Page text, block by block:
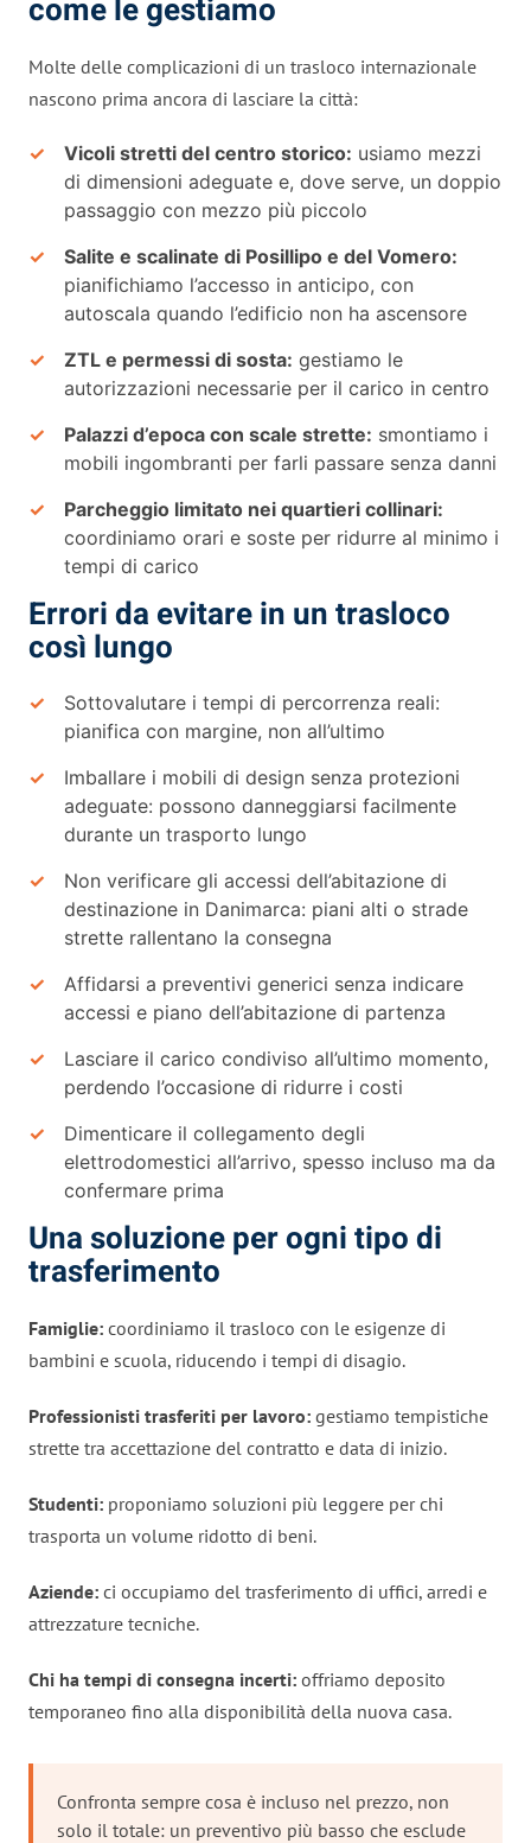
come le gestiamo
Molte delle complicazioni di un trasloco internazionale
nascono prima ancora di lasciare la città:
Vicoli stretti del centro storico: usiamo mezzi
di dimensioni adeguate e, dove serve, un doppio
passaggio con mezzo più piccolo
Salite e scalinate di Posillipo e del Vomero:
pianifichiamo l’accesso in anticipo, con
autoscala quando l’edificio non ha ascensore
ZTL e permessi di sosta: gestiamo le
autorizzazioni necessarie per il carico in centro
Palazzi d’epoca con scale strette: smontiamo i
mobili ingombranti per farli passare senza danni
Parcheggio limitato nei quartieri collinari:
coordiniamo orari e soste per ridurre al minimo i
tempi di carico
Errori da evitare in un trasloco
così lungo
Sottovalutare i tempi di percorrenza reali:
pianifica con margine, non all’ultimo
Imballare i mobili di design senza protezioni
adeguate: possono danneggiarsi facilmente
durante un trasporto lungo
Non verificare gli accessi dell’abitazione di
destinazione in Danimarca: piani alti o strade
strette rallentano la consegna
Affidarsi a preventivi generici senza indicare
accessi e piano dell’abitazione di partenza
Lasciare il carico condiviso all’ultimo momento,
perdendo l’occasione di ridurre i costi
Dimenticare il collegamento degli
elettrodomestici all’arrivo, spesso incluso ma da
confermare prima
Una soluzione per ogni tipo di
trasferimento
Famiglie: coordiniamo il trasloco con le esigenze di
bambini e scuola, riducendo i tempi di disagio.
Professionisti trasferiti per lavoro: gestiamo tempistiche
strette tra accettazione del contratto e data di inizio.
Studenti: proponiamo soluzioni più leggere per chi
trasporta un volume ridotto di beni.
Aziende: ci occupiamo del trasferimento di uffici, arredi e
attrezzature tecniche.
Chi ha tempi di consegna incerti: offriamo deposito
temporaneo fino alla disponibilità della nuova casa.
Confronta sempre cosa è incluso nel prezzo, non
solo il totale: un preventivo più basso che esclude